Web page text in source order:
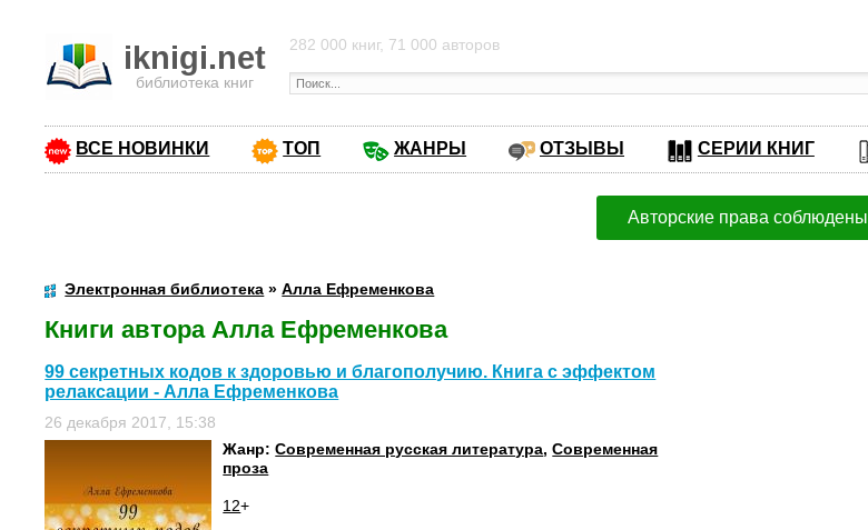
iknigi.net
библиотека книг
282 000 книг, 71 000 авторов
ВСЕ НОВИНКИ ТОП ЖАНРЫ ОТЗЫВЫ СЕРИИ КНИГ
Авторские права соблюдены
Электронная библиотека »Алла Ефременкова
Книги автора Алла Ефременкова
99 секретных кодов к здоровью и благополучию. Книга с эффектом
релаксации - Алла Ефременкова
26 декабря 2017, 15:38
Жанр:Современная русская литература,Современная
проза
12+